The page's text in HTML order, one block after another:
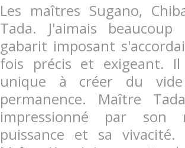
Les maîtres Sugano,
Tada. J'aimais
gabarit imposant
fois précis et exigeant.
unique à créer du
permanence. Maître
impressionné par son
puissance et sa